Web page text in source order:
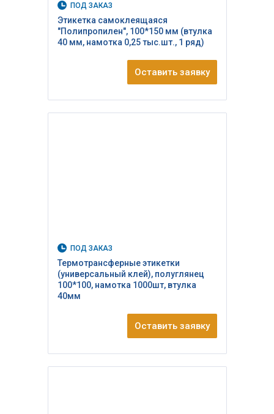
ПОД ЗАКАЗ
Этикетка самоклеящаяся
"Полипропилен", 100*150 мм (втулка
40 мм, намотка 0,25 тыс.шт., 1 ряд)
Оставить заявку
ПОД ЗАКАЗ
Термотрансферные этикетки
(универсальный клей), полуглянец
100*100, намотка 1000шт, втулка
40мм
Оставить заявку